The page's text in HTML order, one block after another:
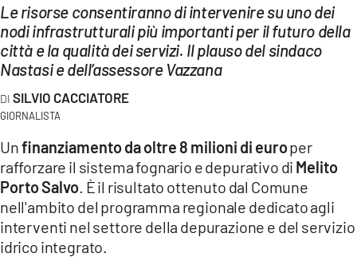
LAC NETWORK
LAC ONAIR
LaC
Network
LACPLAY.IT
LACTV.IT
LACONAIR.IT
LACITYMAG.IT
Le risorse consentiranno di intervenire su uno dei
nodi infrastrutturali più importanti per il futuro della
città e la qualità dei servizi. Il plauso del sindaco
Nastasi e dell’assessore Vazzana
SILVIO CACCIATORE
GIORNALISTA
Unfinanziamento da oltre 8 milioni di europer
rafforzare il sistema fognario e depurativo di Melito
Porto Salvo . È il risultato ottenuto dal Comune
nell'ambito del programma regionale dedicato agli
interventi nel settore della depurazione e del servizio
idrico integrato.